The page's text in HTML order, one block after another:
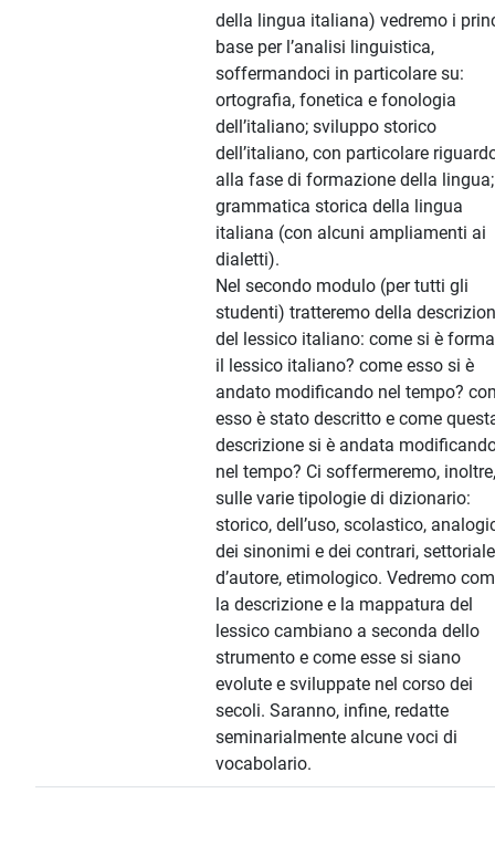
della lingua italiana) vedremo i
base per l’analisi linguistica,
soffermandoci in particolare su:
ortografia, fonetica e fonologia
dell’italiano; sviluppo storico
dell’italiano, con particolare
alla fase di formazione della lingua;
grammatica storica della lingua
italiana (con alcuni ampliamenti ai
dialetti).
Nel secondo modulo (per tutti gli
studenti) tratteremo della
del lessico italiano: come si è
il lessico italiano? come esso si è
andato modificando nel tempo?
esso è stato descritto e come
descrizione si è andata
nel tempo? Ci soffermeremo, inoltre,
sulle varie tipologie di dizionario:
storico, dell’uso, scolastico,
dei sinonimi e dei contrari,
d’autore, etimologico. Vedremo
la descrizione e la mappatura del
lessico cambiano a seconda dello
strumento e come esse si siano
evolute e sviluppate nel corso dei
secoli. Saranno, infine, redatte
seminarialmente alcune voci di
vocabolario.